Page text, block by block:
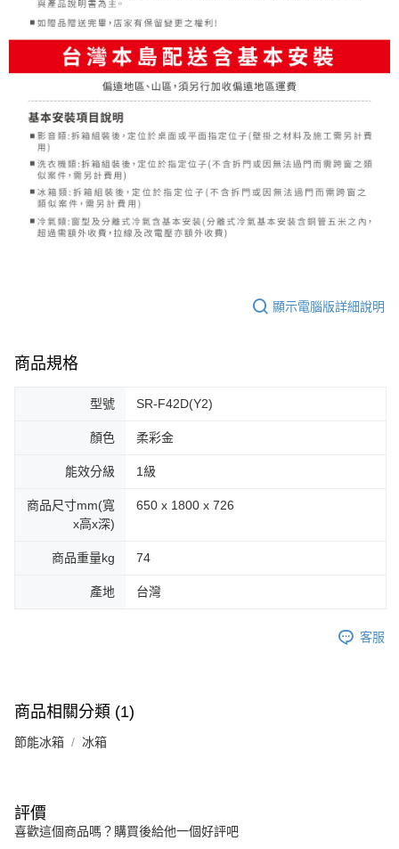
顯示電腦版詳細說明
商品規格
型號 SR-F42D(Y2)
顏色 柔彩金
能效分級 1級
商品尺寸mm(寬
x高x深)
650 x 1800 x 726
商品重量kg 74
產地 台灣
客服
商品相關分類 (1)
節能冰箱 冰箱
評價
喜歡這個商品嗎？購買後給他一個好評吧